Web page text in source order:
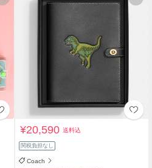
¥20,590送料込
関税負担なし
Coach